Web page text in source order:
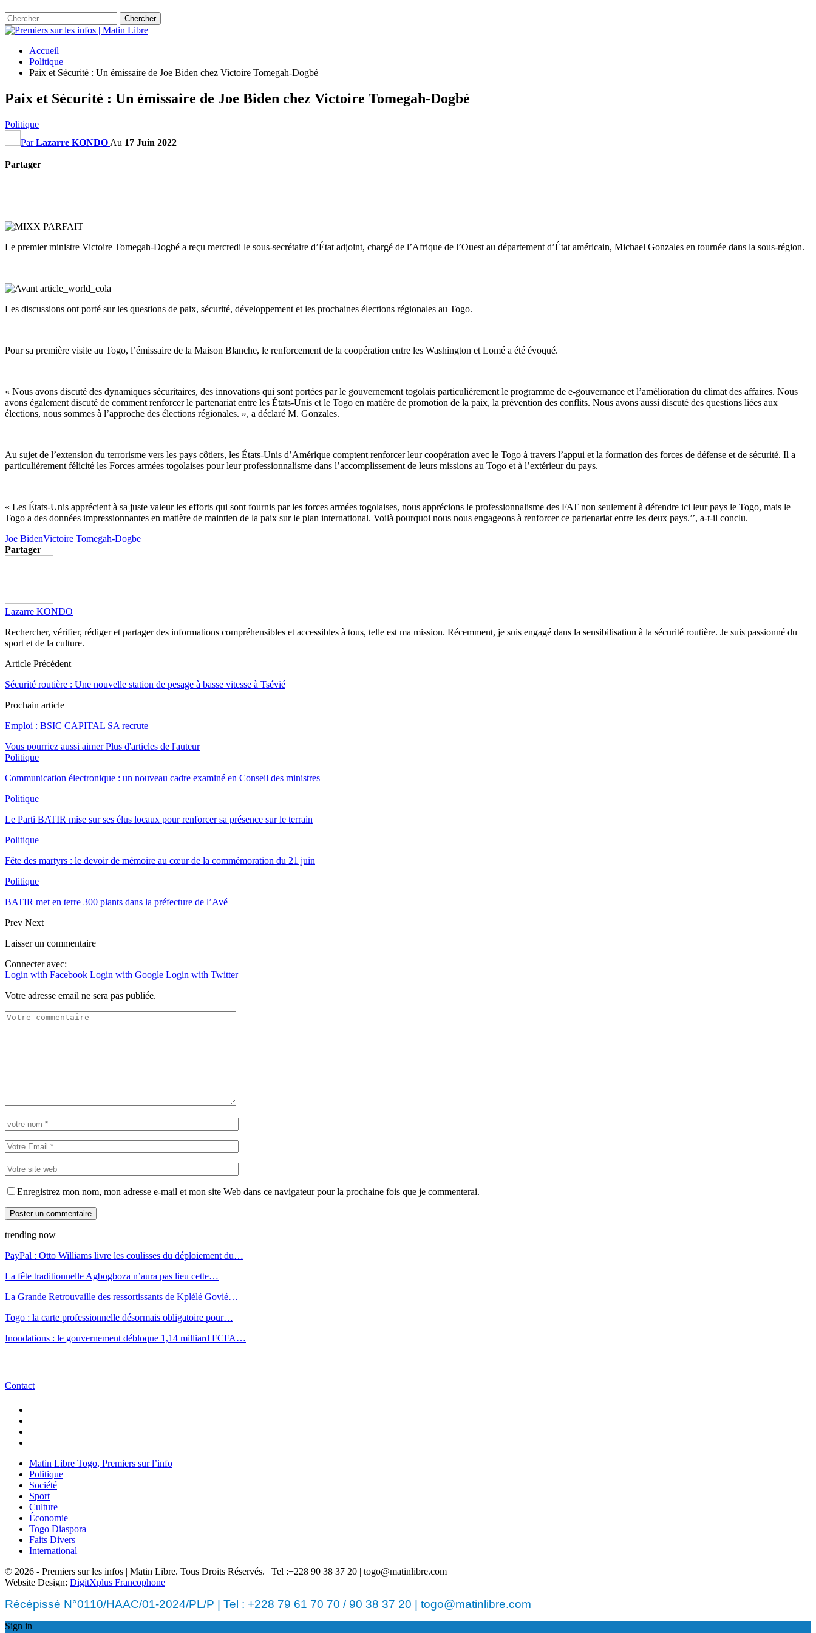
Accueil
Politique
Paix et Sécurité : Un émissaire de Joe Biden chez Victoire Tomegah-Dogbé
Paix et Sécurité : Un émissaire de Joe Biden chez Victoire Tomegah-Dogbé
Politique
ParLazarre KONDO Au 17 Juin 2022
Partager
Le premier ministre Victoire Tomegah-Dogbé a reçu mercredi le sous-secrétaire d’État adjoint, chargé de l’Afrique de l’Ouest au département d’État américain, Michael Gonzales en tournée dans la sous-région.
Les discussions ont porté sur les questions de paix, sécurité, développement et les prochaines élections régionales au Togo.
Pour sa première visite au Togo, l’émissaire de la Maison Blanche, le renforcement de la coopération entre les Washington et Lomé a été évoqué.
« Nous avons discuté des dynamiques sécuritaires, des innovations qui sont portées par le gouvernement togolais particulièrement le programme de e-gouvernance et l’amélioration du climat des affaires. Nous
avons également discuté de comment renforcer le partenariat entre les États-Unis et le Togo en matière de promotion de la paix, la prévention des conflits. Nous avons aussi discuté des questions liées aux
élections, nous sommes à l’approche des élections régionales. », a déclaré M. Gonzales.
Au sujet de l’extension du terrorisme vers les pays côtiers, les États-Unis d’Amérique comptent renforcer leur coopération avec le Togo à travers l’appui et la formation des forces de défense et de sécurité. Il a
particulièrement félicité les Forces armées togolaises pour leur professionnalisme dans l’accomplissement de leurs missions au Togo et à l’extérieur du pays.
« Les États-Unis apprécient à sa juste valeur les efforts qui sont fournis par les forces armées togolaises, nous apprécions le professionnalisme des FAT non seulement à défendre ici leur pays le Togo, mais le
Togo a des données impressionnantes en matière de maintien de la paix sur le plan international. Voilà pourquoi nous nous engageons à renforcer ce partenariat entre les deux pays.’’, a-t-il conclu.
Joe BidenVictoire Tomegah-Dogbe
Partager
Lazarre KONDO
Rechercher, vérifier, rédiger et partager des informations compréhensibles et accessibles à tous, telle est ma mission. Récemment, je suis engagé dans la sensibilisation à la sécurité routière. Je suis passionné du
sport et de la culture.
Article Précédent
Sécurité routière : Une nouvelle station de pesage à basse vitesse à Tsévié
Prochain article
Emploi : BSIC CAPITAL SA recrute
Vous pourriez aussi aimer Plus d'articles de l'auteur
Politique
Communication électronique : un nouveau cadre examiné en Conseil des ministres
Politique
Le Parti BATIR mise sur ses élus locaux pour renforcer sa présence sur le terrain
Politique
Fête des martyrs : le devoir de mémoire au cœur de la commémoration du 21 juin
Politique
BATIR met en terre 300 plants dans la préfecture de l’Avé
Prev Next
Laisser un commentaire
Connecter avec:
Login with Facebook Login with Google Login with Twitter
Votre adresse email ne sera pas publiée.
Enregistrez mon nom, mon adresse e-mail et mon site Web dans ce navigateur pour la prochaine fois que je commenterai.
trending now
PayPal : Otto Williams livre les coulisses du déploiement du…
La fête traditionnelle Agbogboza n’aura pas lieu cette…
La Grande Retrouvaille des ressortissants de Kplélé Govié…
Togo : la carte professionnelle désormais obligatoire pour…
Inondations : le gouvernement débloque 1,14 milliard FCFA…
Contact
Matin Libre Togo, Premiers sur l’info
Politique
Société
Sport
Culture
Économie
Togo Diaspora
Faits Divers
International
© 2026 - Premiers sur les infos | Matin Libre. Tous Droits Réservés. | Tel :+228 90 38 37 20 | togo@matinlibre.com
Website Design: DigitXplus Francophone
Récépissé N°0110/HAAC/01-2024/PL/P | Tel : +228 79 61 70 70 / 90 38 37 20 | togo@matinlibre.com
Sign in